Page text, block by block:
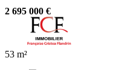
2 695 000 €
53 m²